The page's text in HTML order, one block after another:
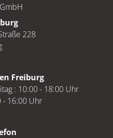
228
Freiburg
: 10:00 - 18:00 Uhr
- 16:00 Uhr